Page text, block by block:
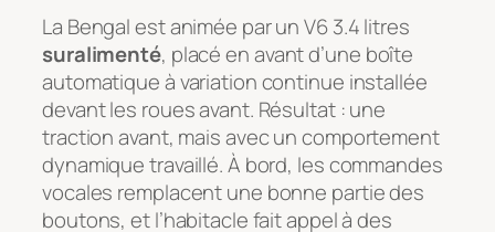
La Bengal est animée par un V6 3.4 litres
suralimenté, placé en avant d’une boîte
automatique à variation continue installée
devant les roues avant. Résultat : une
traction avant, mais avec un comportement
dynamique travaillé. À bord, les commandes
vocales remplacent une bonne partie des
boutons, et l’habitacle fait appel à des